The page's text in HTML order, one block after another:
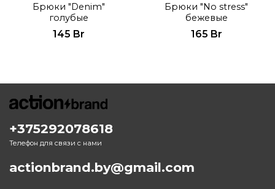
Брюки "Denim"
голубые
145 Br
Брюки "No stress"
бежевые
165 Br
+375292078618
Телефон для связи с нами
actionbrand.by@gmail.com